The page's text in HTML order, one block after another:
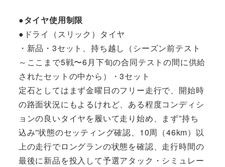
●タイヤ使用制限
●ドライ（スリック）タイヤ
・新品・3セット、持ち越し（シーズン前テスト
～ここまで5戦〜6月下旬の合同テストの間に供給
されたセットの中から）・3セット
定石としてはまず金曜日のフリー走行で、開始時
の路面状況にもよるけれど、ある程度コンディシ
ョンの良いタイヤを履いて走り始め、まず”持ち
込み”状態のセッティング確認、10周（46km）以
上の走行でロングランの状態を確認、走行時間の
最後に新品を投入して予選アタック・シミュレー